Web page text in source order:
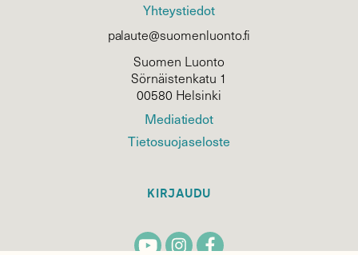
Yhteystiedot
palaute@suomenluonto.fi
Suomen Luonto
Sörnäistenkatu 1
00580 Helsinki
Mediatiedot
Tietosuojaseloste
KIRJAUDU